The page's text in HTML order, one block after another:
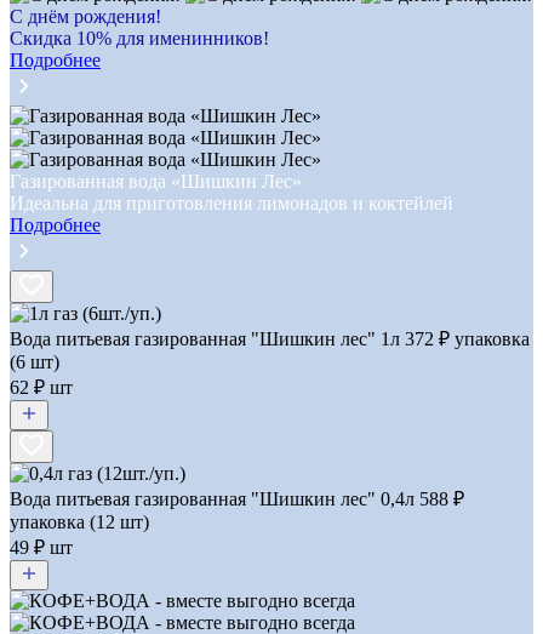
С днём рождения!
Скидка 10% для именинников!
Подробнее
Газированная вода «Шишкин Лес»
Идеальна для приготовления лимонадов и коктейлей
Подробнее
Вода питьевая газированная "Шишкин лес" 1л 372 ₽ упаковка
(6 шт)
62 ₽ шт
Вода питьевая газированная "Шишкин лес" 0,4л 588 ₽
упаковка (12 шт)
49 ₽ шт